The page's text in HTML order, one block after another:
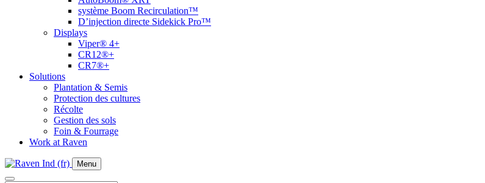
système Boom Recirculation™
D’injection directe Sidekick Pro™
Displays
Viper® 4+
CR12®+
CR7®+
Solutions
Plantation & Semis
Protection des cultures
Récolte
Gestion des sols
Foin & Fourrage
Work at Raven
Menu